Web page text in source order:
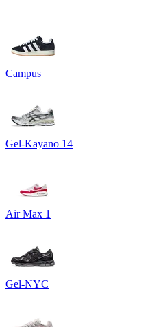
Campus
Gel-Kayano 14
Air Max 1
Gel-NYC